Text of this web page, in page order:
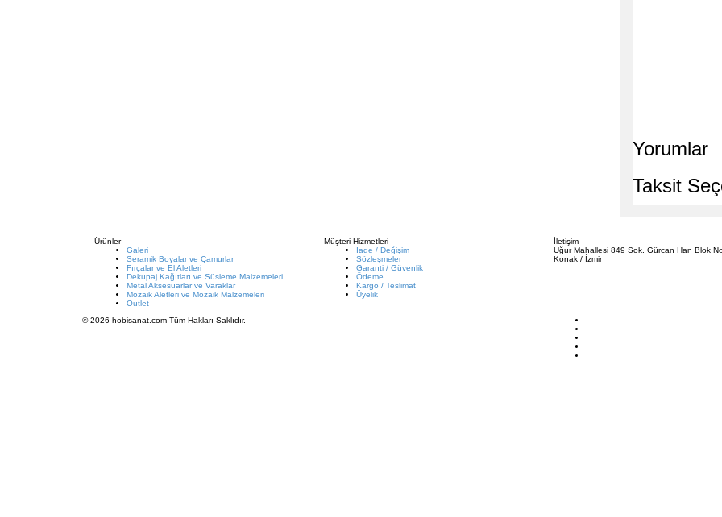
Yorumlar
Taksit
Ürünler
Galeri
Seramik Boyalar ve Çamurlar
Fırçalar ve El Aletleri
Dekupaj Kağıtları ve Süsleme Malzemeleri
Metal Aksesuarlar ve Varaklar
Mozaik Aletleri ve Mozaik Malzemeleri
Outlet
Müşteri Hizmetleri
İade / Değişim
Sözleşmeler
Garanti / Güvenlik
Ödeme
Kargo / Teslimat
Üyelik
İletişim
Uğur Mahallesi 849 Sok. Gürcan Han Blok
Konak / İzmir
© 2026 hobisanat.com Tüm Hakları Saklıdır.